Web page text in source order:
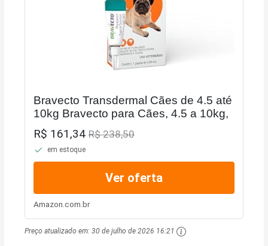
Bravecto Transdermal Cães de 4.5 até
10kg Bravecto para Cães, 4.5 a 10kg,
R$ 161,34R$ 238,50
em estoque
Ver oferta
Amazon.com.br
Preço atualizado em:30 de julho de 2026 16:21